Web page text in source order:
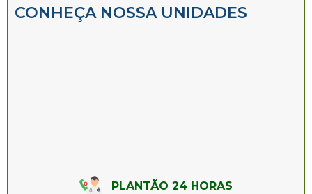
CONHEÇA NOSSA UNIDADES
PLANTÃO 24 HORAS